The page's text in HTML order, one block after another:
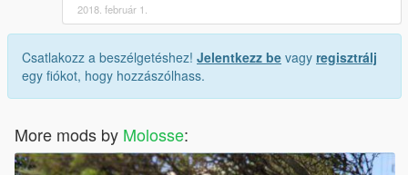
2018. február 1.
Csatlakozz a beszélgetéshez! Jelentkezz be vagy regisztrálj
egy fiókot, hogy hozzászólhass.
More mods by Molosse: